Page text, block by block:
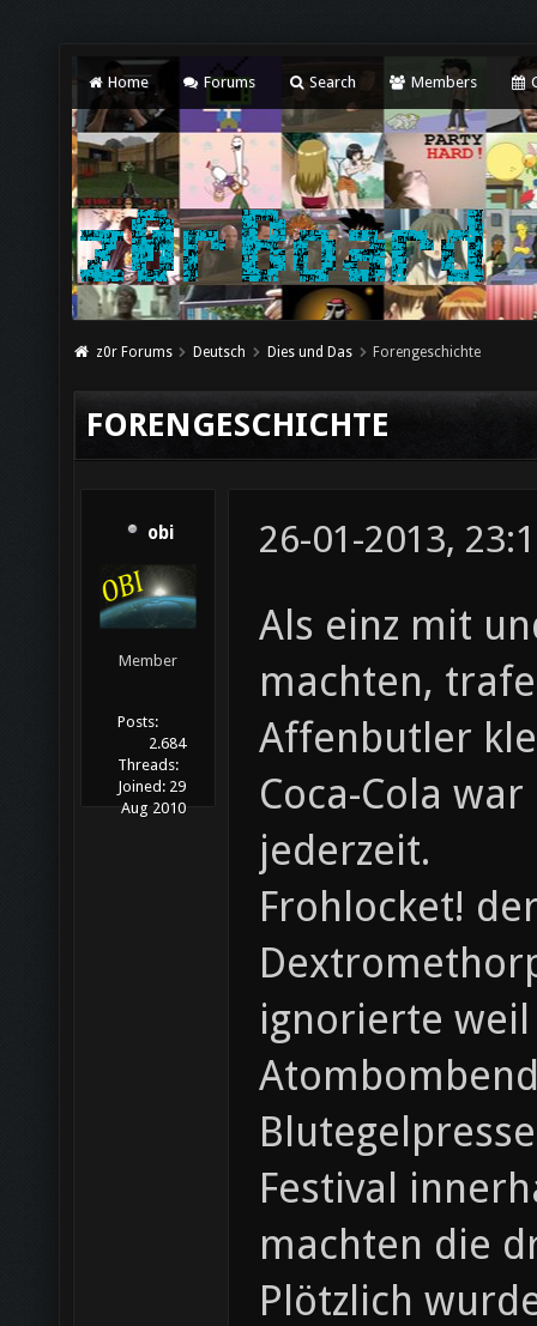
Home Forums Search Members
z0r Forums Deutsch Dies und Das Forengeschichte
FORENGESCHICHTE
obi
Member
Posts:
2.684
Threads:
29
Joined:
Aug 2010
26-01-2013,
Als einz mit
machten,
Affenbutler
Coca-Cola
jederzeit.
Frohlocket!
ignorierte
Festival
machten die
Plötzlich